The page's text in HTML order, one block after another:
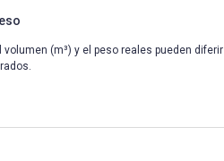
(m³) y el peso reales pueden diferir